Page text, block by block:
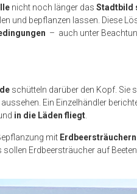
nicht noch länger das Stadtbild
und bepflanzen lassen. Diese
– auch unter
schütteln darüber den Kopf. Sie
aussehen. Ein Einzelhändler
in die Läden fliegt
mit Erdbeersträuchern
sollen Erdbeersträucher auf